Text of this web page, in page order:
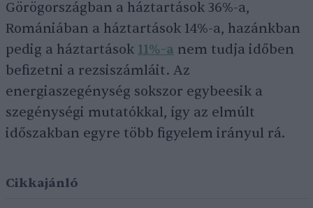
Görögországban a háztartások 36%-a,
Romániában a háztartások 14%-a, hazánkban
pedig a háztartások 11%-a nem tudja időben
befizetni a rezsiszámláit. Az
energiaszegénység sokszor egybeesik a
szegénységi mutatókkal, így az elmúlt
időszakban egyre több figyelem irányul rá.
Cikkajánló